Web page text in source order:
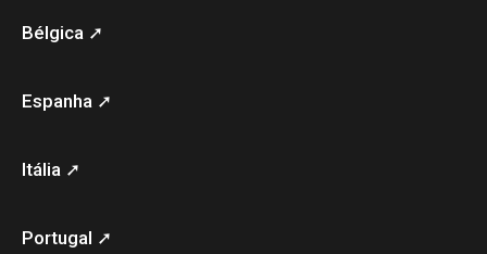
Bélgica ➚
Espanha ➚
Itália ➚
Portugal ➚